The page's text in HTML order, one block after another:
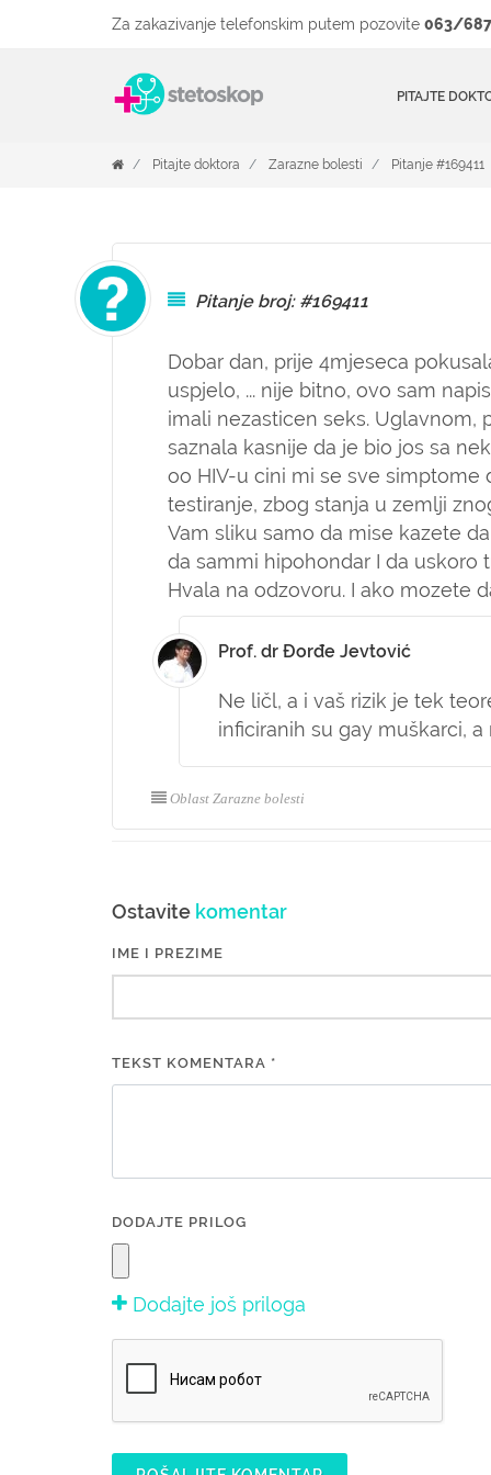
Za zakazivanje telefonskim putem pozovite 063/
PITAJTE
Pitajte doktora Zarazne bolesti Pitanje #169411
Pitanje broj: #169411
Dobar dan, prije 4mjeseca
uspjelo, ... nije bitno, ovo sam
imali nezasticen seks. Uglavnom,
saznala kasnije da je bio jos sa
oo HIV-u cini mi se sve simptome
testiranje, zbog stanja u zemlji
Vam sliku samo da mise kazete
da sammi hipohondar I da uskoro
Hvala na odzovoru. I ako mozete
Prof. dr Đorđe Jevtović
Ne ličl, a i vaš rizik je tek
inficiranih su gay muškarci,
Oblast Zarazne bolesti
Ostavite komentar
IME I PREZIME
TEKST KOMENTARA *
DODAJTE PRILOG
Dodajte još priloga